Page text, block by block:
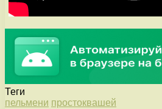
Теги
пельмени простоквашей